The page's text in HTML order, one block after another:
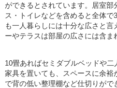
ができるとされています。居室
ス・トイレなどを含めると全体で
も一人暮らしには十分な広さと
ーやテラスは部屋の広さには含ま
10畳あればセミダブルベッドや
家具を置いても、スペースに余
で背の低い整理棚など仕切りが